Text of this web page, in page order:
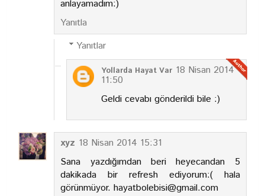
anlayamadım:)
Yanıtla
Yanıtlar
Yollarda Hayat Var 18 Nisan 2014
11:50
Geldi cevabı gönderildi bile :)
xyz 18 Nisan 2014 15:31
Sana yazdığımdan beri heyecandan 5
dakikada bir refresh ediyorum:( hala
görünmüyor. hayatbolebisi@gmail.com